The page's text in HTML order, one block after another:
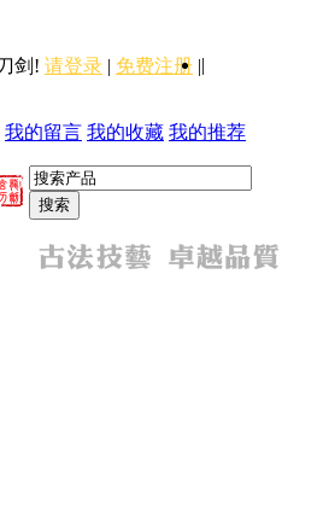
剑! 请登录 | 免费注册 ||
我的留言 我的收藏 我的推荐